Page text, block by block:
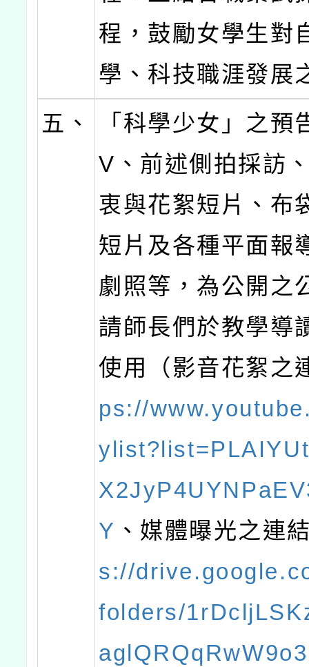
程，鼓勵女學生對
學、科技職涯發展
五、
「科學少女」之預
V、前述側拍採訪
衷與花絮短片、布
短片及各種平面報
劇照等，為公開之
請師長們於教學導
使用（影音花絮之
ps://
Y 、媒體曝光之連
s://
folders/